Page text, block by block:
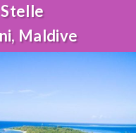
Maldive